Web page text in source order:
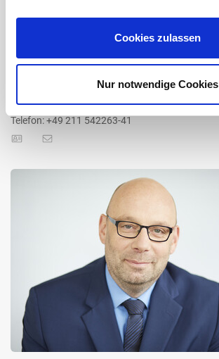
Cookies zulassen
Nur notwendige Cookies
Dr. rer. pol.
Wissenschaftlicher Mitarbeiter
Telefon: +49 211 542263-41